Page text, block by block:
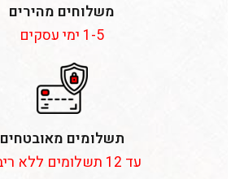
משלוחים מהירים
1-5 ימי עסקים
תשלומים מאובטחים
עד 12 תשלומים ללא ריבית